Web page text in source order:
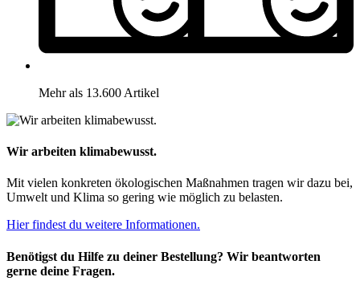
Mehr als 13.600 Artikel
Wir arbeiten klimabewusst.
Mit vielen konkreten ökologischen Maßnahmen tragen wir dazu bei,
Umwelt und Klima so gering wie möglich zu belasten.
Hier findest du weitere Informationen.
Benötigst du Hilfe zu deiner Bestellung? Wir beantworten
gerne deine Fragen.